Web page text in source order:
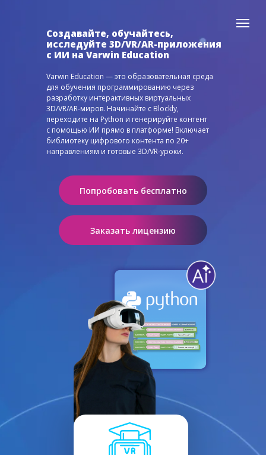
Создавайте, обучайтесь,
исследуйте 3D/VR/AR-приложения
с ИИ на Varwin Education
Varwin Education — это образовательная среда
для обучения программированию через
разработку интерактивных виртуальных
3D/VR/AR-миров. Начинайте с Blockly,
переходите на Python и генерируйте контент
с помощью ИИ прямо в платформе! Включает
библиотеку цифрового контента по 20+
направлениям и готовые 3D/VR-уроки.
Попробовать бесплатно
Заказать лицензию